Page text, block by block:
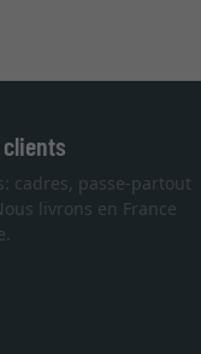
cadres, passe-partout
livrons en France